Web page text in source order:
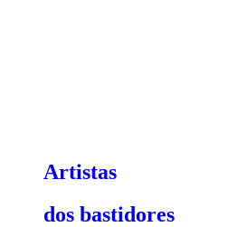
Artistas
dos bastidores